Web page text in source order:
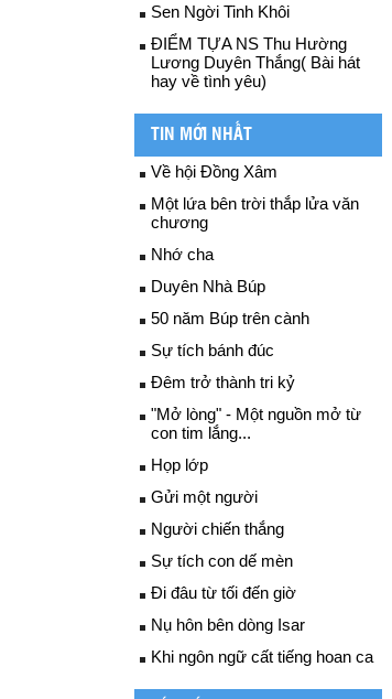
Sen Ngời Tinh Khôi
ĐIỂM TỰA NS Thu Hường
Lương Duyên Thắng( Bài hát
hay về tình yêu)
TIN MỚI NHẤT
Về hội Đồng Xâm
Một lứa bên trời thắp lửa văn
chương
Nhớ cha
Duyên Nhà Búp
50 năm Búp trên cành
Sự tích bánh đúc
Đêm trở thành tri kỷ
"Mở lòng" - Một nguồn mở từ
con tim lắng...
Họp lớp
Gửi một người
Người chiến thắng
Sự tích con dế mèn
Đi đâu từ tối đến giờ
Nụ hôn bên dòng Isar
Khi ngôn ngữ cất tiếng hoan ca